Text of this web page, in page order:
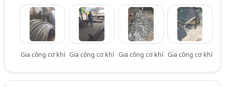
Gia công cơ khí Gia công cơ khí Gia công cơ khí Gia công cơ khí